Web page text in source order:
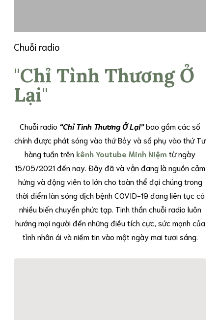
Chuỗi radio
"Chỉ Tình Thương Ở
Lại"
Chuỗi radio “Chỉ Tình Thương Ở Lại”bao gồm các số
chính được phát sóng vào thứ Bảy và số phụ vào thứ Tư
hàng tuần trên kênh Youtube Minh Niệm từ ngày
15/05/2021 đến nay. Đây đã và vẫn đang là nguồn cảm
hứng và động viên to lớn cho toàn thể đại chúng trong
thời điểm làn sóng dịch bệnh COVID-19 đang liên tục có
nhiều biến chuyển phức tạp. Tinh thần chuỗi radio luôn
hướng mọi người đến những điều tích cực, sức mạnh của
tình nhân ái và niềm tin vào một ngày mai tươi sáng.